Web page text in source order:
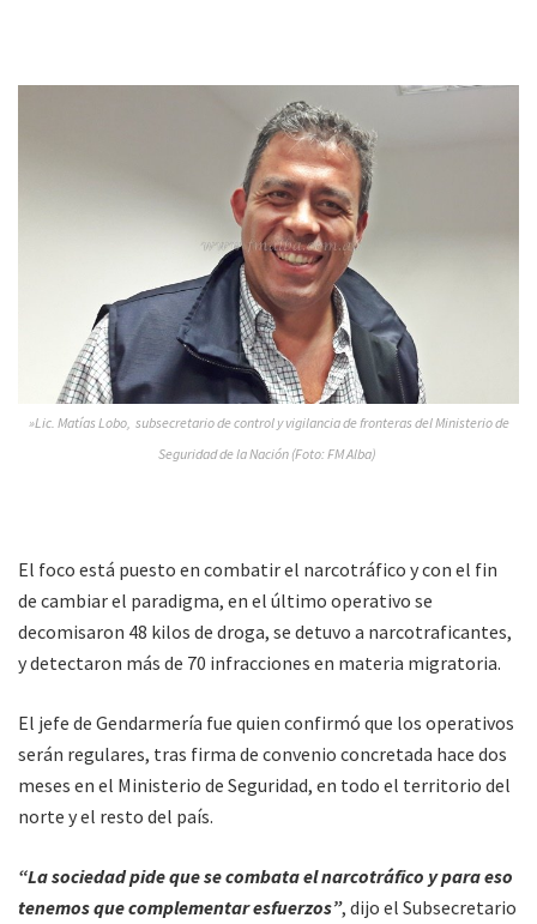
»Lic. Matías Lobo, subsecretario de control y vigilancia de fronteras del Ministerio de
Seguridad de la Nación (Foto: FM Alba)
El foco está puesto en combatir el narcotráfico y con el fin
de cambiar el paradigma, en el último operativo se
decomisaron 48 kilos de droga, se detuvo a narcotraficantes,
y detectaron más de 70 infracciones en materia migratoria.
El jefe de Gendarmería fue quien confirmó que los operativos
serán regulares, tras firma de convenio concretada hace dos
meses en el Ministerio de Seguridad, en todo el territorio del
norte y el resto del país.
“La sociedad pide que se combata el narcotráfico y para eso
tenemos que complementar esfuerzos”, dijo el Subsecretario